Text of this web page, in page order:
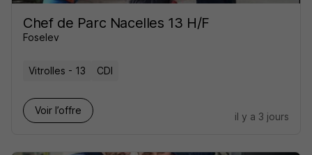
Chef de Parc Nacelles 13 H/F
Foselev
Vitrolles - 13 CDI
Voir l’offre
il y a 3 jours